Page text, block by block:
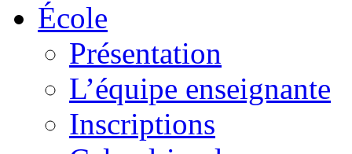
École
Présentation
L’équipe enseignante
Inscriptions